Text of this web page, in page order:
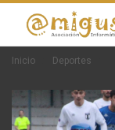
Inicio Deportes